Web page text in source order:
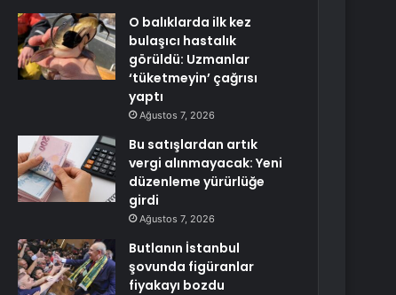
O balıklarda ilk kez
bulaşıcı hastalık
görüldü: Uzmanlar
‘tüketmeyin’ çağrısı
yaptı
Ağustos 7, 2026
Bu satışlardan artık
vergi alınmayacak: Yeni
düzenleme yürürlüğe
girdi
Ağustos 7, 2026
Butlanın İstanbul
şovunda figüranlar
fiyakayı bozdu